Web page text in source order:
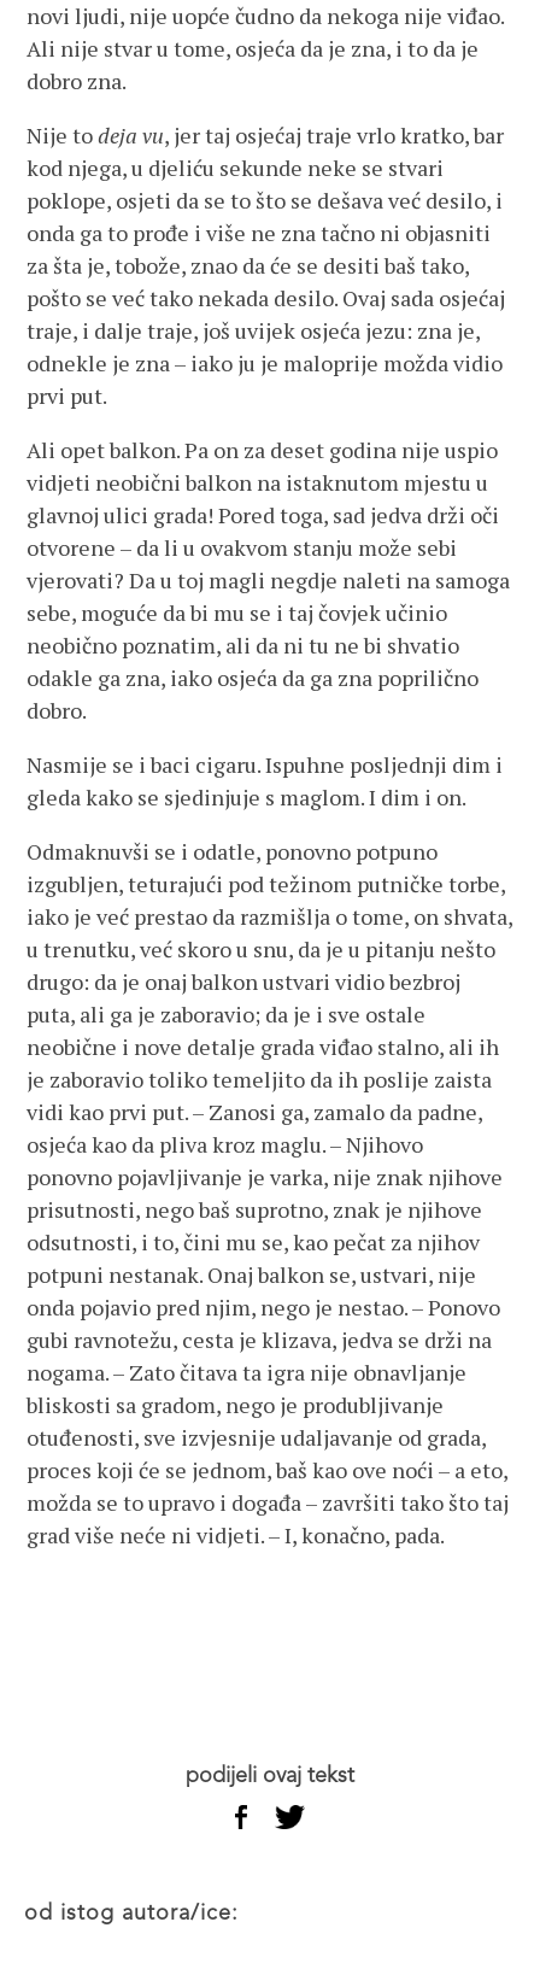
novi ljudi, nije uopće čudno da nekoga nije viđao.
Ali nije stvar u tome, osjeća da je zna, i to da je
dobro zna.
Nije todeja vu, jer taj osjećaj traje vrlo kratko, bar
kod njega, u djeliću sekunde neke se stvari
poklope, osjeti da se to što se dešava već desilo, i
onda ga to prođe i više ne zna tačno ni objasniti
za šta je, tobože, znao da će se desiti baš tako,
pošto se već tako nekada desilo. Ovaj sada osjećaj
traje, i dalje traje, još uvijek osjeća jezu: zna je,
odnekle je zna – iako ju je maloprije možda vidio
prvi put.
Ali opet balkon. Pa on za deset godina nije uspio
vidjeti neobični balkon na istaknutom mjestu u
glavnoj ulici grada! Pored toga, sad jedva drži oči
otvorene – da li u ovakvom stanju može sebi
vjerovati? Da u toj magli negdje naleti na samoga
sebe, moguće da bi mu se i taj čovjek učinio
neobično poznatim, ali da ni tu ne bi shvatio
odakle ga zna, iako osjeća da ga zna poprilično
dobro.
Nasmije se i baci cigaru. Ispuhne posljednji dim i
gleda kako se sjedinjuje s maglom. I dim i on.
Odmaknuvši se i odatle, ponovno potpuno
izgubljen, teturajući pod težinom putničke torbe,
iako je već prestao da razmišlja o tome, on shvata,
u trenutku, već skoro u snu, da je u pitanju nešto
drugo: da je onaj balkon ustvari vidio bezbroj
puta, ali ga je zaboravio; da je i sve ostale
neobične i nove detalje grada viđao stalno, ali ih
je zaboravio toliko temeljito da ih poslije zaista
vidi kao prvi put. – Zanosi ga, zamalo da padne,
osjeća kao da pliva kroz maglu. – Njihovo
ponovno pojavljivanje je varka, nije znak njihove
prisutnosti, nego baš suprotno, znak je njihove
odsutnosti, i to, čini mu se, kao pečat za njihov
potpuni nestanak. Onaj balkon se, ustvari, nije
onda pojavio pred njim, nego je nestao. – Ponovo
gubi ravnotežu, cesta je klizava, jedva se drži na
nogama. – Zato čitava ta igra nije obnavljanje
bliskosti sa gradom, nego je produbljivanje
otuđenosti, sve izvjesnije udaljavanje od grada,
proces koji će se jednom, baš kao ove noći – a eto,
možda se to upravo i događa – završiti tako što taj
grad više neće ni vidjeti. – I, konačno, pada.
podijeli ovaj tekst
od istog autora/ice: